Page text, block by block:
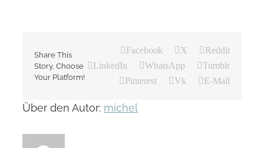
Share This
Story, Choose
Your Platform!
Facebook X
Reddit
LinkedIn
WhatsApp
Tumblr
Pinterest
Vk E-Mail
Über den Autor: michel